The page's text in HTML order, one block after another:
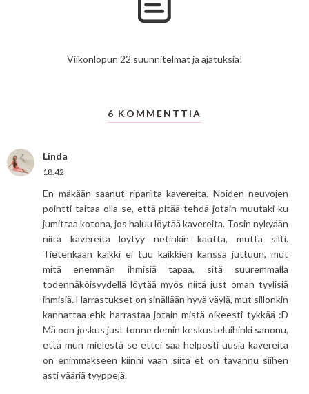
Viikonlopun 22 suunnitelmat ja ajatuksia!
6 KOMMENTTIA
Linda
18.42
En mäkään saanut riparilta kavereita. Noiden neuvojen
pointti taitaa olla se, että pitää tehdä jotain muutaki ku
jumittaa kotona, jos haluu löytää kavereita. Tosin nykyään
niitä kavereita löytyy netinkin kautta, mutta silti.
Tietenkään kaikki ei tuu kaikkien kanssa juttuun, mut
mitä enemmän ihmisiä tapaa, sitä suuremmalla
todennäköisyydellä löytää myös niitä just oman tyylisiä
ihmisiä. Harrastukset on sinällään hyvä väylä, mut sillonkin
kannattaa ehk harrastaa jotain mistä oikeesti tykkää :D
Mä oon joskus just tonne demin keskusteluihinki sanonu,
että mun mielestä se ettei saa helposti uusia kavereita
on enimmäkseen kiinni vaan siitä et on tavannu siihen
asti vääriä tyyppejä.